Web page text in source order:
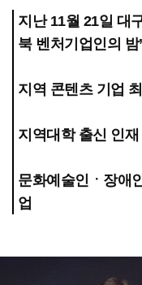
지난 11월 21일 대
북 벤처기업인의 밤
지역 콘텐츠 기업
지역대학 출신 인
문화예술인ㆍ장애
업